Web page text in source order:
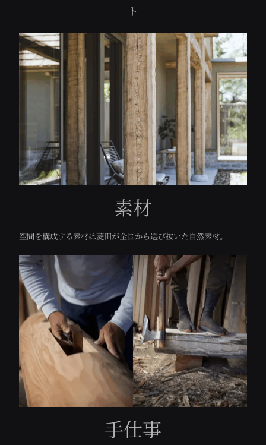
ト
素材
空間を構成する素材は菱田が全国から選び抜いた自然素材。
手仕事